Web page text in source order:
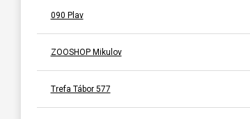
090 Plav
ZOOSHOP Mikulov
Trefa Tábor 577